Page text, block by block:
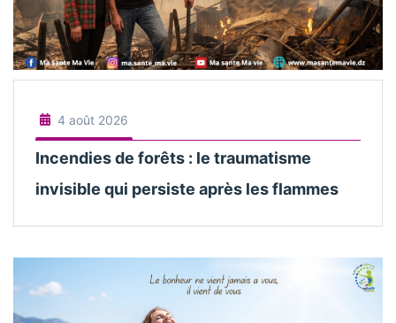
4 août 2026
Incendies de forêts : le traumatisme
invisible qui persiste après les flammes